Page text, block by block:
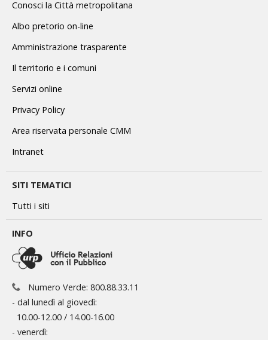
Conosci la Città metropolitana
Albo pretorio on-line
Amministrazione trasparente
Il territorio e i comuni
Servizi online
Privacy Policy
Area riservata personale CMM
Intranet
SITI TEMATICI
Tutti i siti
INFO
Numero Verde: 800.88.33.11
- dal lunedì al giovedì:
10.00-12.00 / 14.00-16.00
- venerdì: